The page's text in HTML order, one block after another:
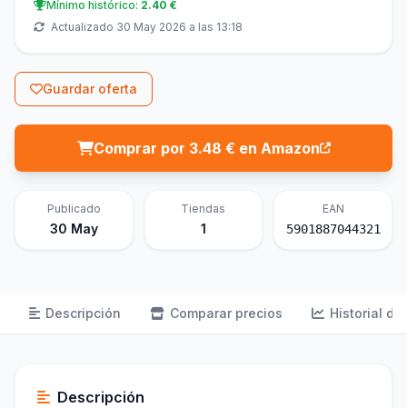
Mínimo histórico: 2.40 €
Actualizado 30 May 2026 a las 13:18
Guardar oferta
Comprar por 3.48 € en Amazon
Publicado
30 May
Tiendas
1
EAN
5901887044321
Descripción Comparar precios Historial de
Descripción